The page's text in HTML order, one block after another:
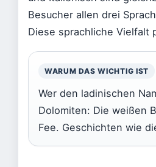
Besucher allen drei
Diese sprachliche Vielfalt
WARUM DAS WICHTIG IST
Wer den ladinischen
Dolomiten: Die weißen
Fee. Geschichten wie